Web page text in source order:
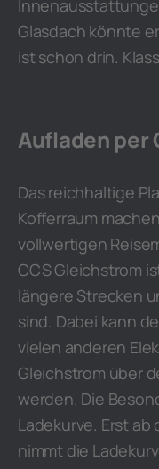
Glasdach könnte
ist schon drin.
Aufladen per
Das reichhaltige
Kofferraum
vollwertigen
CCS Gleichstrom
längere Strecken
sind. Dabei kann
vielen anderen
Gleichstrom über
werden. Die
Ladekurve. Erst ab
nimmt die